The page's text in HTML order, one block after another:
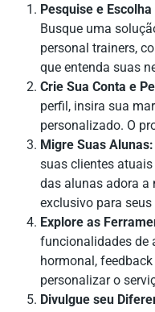
Pesquise e
Busque uma
personal trainers,
que entenda suas
Crie Sua Conta e
perfil, insira sua
personalizado. O
Migre Suas Alunas:
suas clientes
das alunas adora a
exclusivo para seus
Explore as
funcionalidades de
hormonal,
personalizar o
Divulgue seu